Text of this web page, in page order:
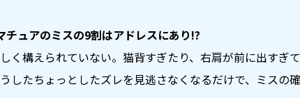
チュアのミスの9割はアドレスにあり!?
く構えられていない。猫背すぎたり、右肩が前に出す
したちょっとしたズレを見逃さなくなるだけで、ミスの